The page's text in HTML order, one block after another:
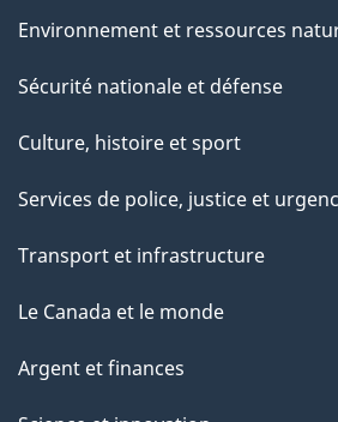
Environnement et ressources
Sécurité nationale et défense
Culture, histoire et sport
Services de police, justice et
Transport et infrastructure
Le Canada et le monde
Argent et finances